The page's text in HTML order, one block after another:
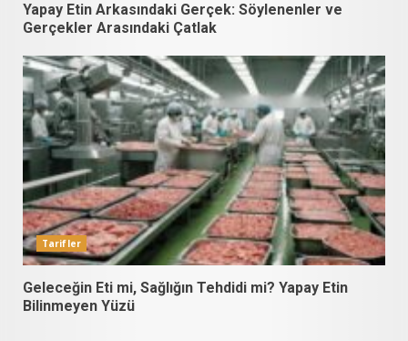
Yapay Etin Arkasındaki Gerçek: Söylenenler ve
Gerçekler Arasındaki Çatlak
Tarifler
Geleceğin Eti mi, Sağlığın Tehdidi mi? Yapay Etin
Bilinmeyen Yüzü